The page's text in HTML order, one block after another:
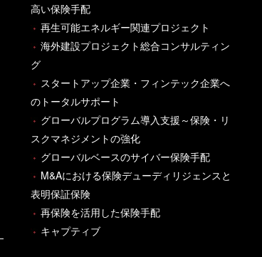
高い保険手配
再生可能エネルギー関連プロジェクト
海外建設プロジェクト総合コンサルティン
グ
スタートアップ企業・フィンテック企業へ
のトータルサポート
グローバルプログラム導入支援～保険・リ
スクマネジメントの強化
グローバルベースのサイバー保険手配
M&Aにおける保険デューディリジェンスと
表明保証保険
再保険を活用した保険手配
キャプティブ